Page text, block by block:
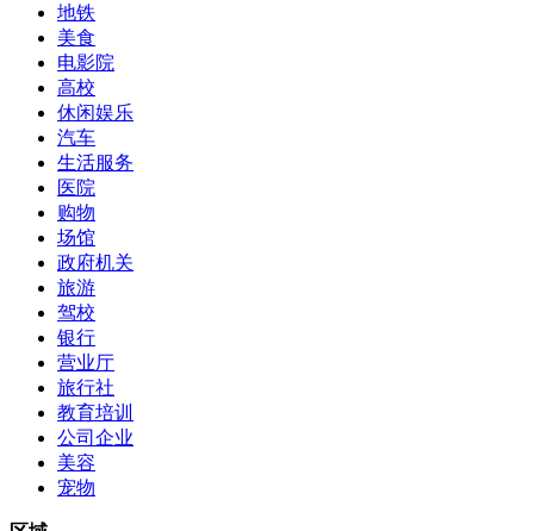
地铁
美食
电影院
高校
休闲娱乐
汽车
生活服务
医院
购物
场馆
政府机关
旅游
驾校
银行
营业厅
旅行社
教育培训
公司企业
美容
宠物